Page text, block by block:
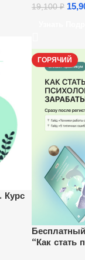
19,100₽
Курс
ГОРЯЧИЙ
“Как стать